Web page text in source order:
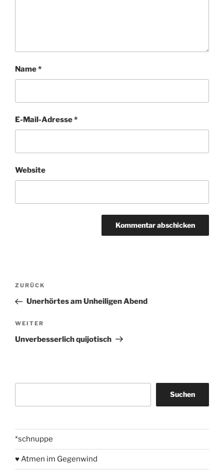
Name*
E-Mail-Adresse*
Website
Beitragsnavigation
Vorheriger
Beitrag
ZURÜCK
Unerhörtes am Unheiligen Abend
Nächster
Beitrag
WEITER
Unverbesserlich quijotisch
Suchen
*schnuppe
♥ Atmen im Gegenwind